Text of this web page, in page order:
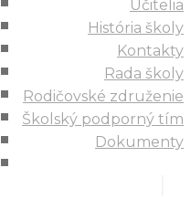
Učitelia
História školy
Kontakty
Rada školy
Rodičovské združenie
Školský podporný tím
Dokumenty